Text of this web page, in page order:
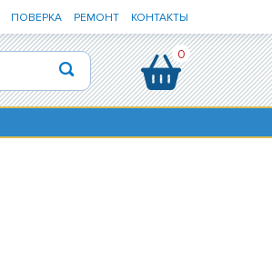
ПОВЕРКА РЕМОНТ КОНТАКТЫ
0